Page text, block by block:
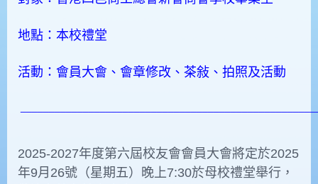
地點：本校禮堂
活動：會員大會、會章修改、茶敍、拍照及活動
2025-2027年度第六屆校友會會員大會將定於2025
年9月26號（星期五）晚上7:30於母校禮堂舉行，